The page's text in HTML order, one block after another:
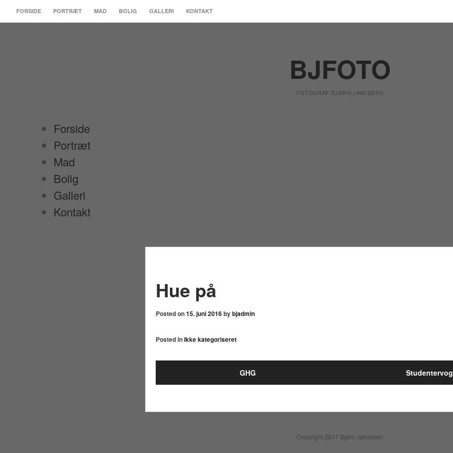
FORSIDE PORTRÆT MAD BOLIG GALLERI KONTAKT
BJFOTO
FOTOGRAF BJØRN JAKOBSEN
Forside
Portræt
Mad
Bolig
Galleri
Kontakt
Hue på
Posted on15. juni 2016bybjadmin
Posted inIkke kategoriseret
GHG
Copyright 2017 Bjørn Jakobsen